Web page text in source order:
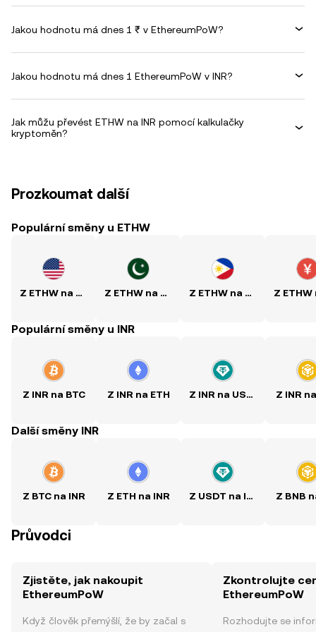
Jakou hodnotu má dnes 1 ₹ v EthereumPoW?
Jakou hodnotu má dnes 1 EthereumPoW v INR?
Jak můžu převést ETHW na INR pomocí kalkulačky
kryptoměn?
Prozkoumat další
Populární směny u ETHW
Z ETHW na USD Z ETHW na PKR Z ETHW na PHP
Populární směny u INR
Z INR na BTC Z INR na ETH Z INR na USDT Z INR
Další směny INR
Z BTC na INR Z ETH na INR Z USDT na INR Z BNB
Průvodci
Zjistěte, jak nakoupit
EthereumPoW
Když člověk přemýšlí, že by začal s
Zkontrolujte
EthereumPoW
Rozhodujte se